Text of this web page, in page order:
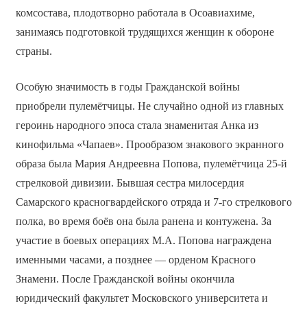
комсостава, плодотворно работала в Осоавиахиме,
занимаясь подготовкой трудящихся женщин к обороне
страны.
Особую значимость в годы Гражданской войны
приобрели пулемётчицы. Не случайно одной из главных
героинь народного эпоса стала знаменитая Анка из
кинофильма «Чапаев». Прообразом знакового экранного
образа была Мария Андреевна Попова, пулемётчица 25-й
стрелковой дивизии. Бывшая сестра милосердия
Самарского красногвардейского отряда и 7-го стрелкового
полка, во время боёв она была ранена и контужена. За
участие в боевых операциях М.А. Попова награждена
именными часами, а позднее — орденом Красного
Знамени. После Гражданской войны окончила
юридический факультет Московского университета и